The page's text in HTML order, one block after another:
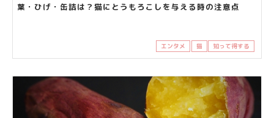
葉・ひげ・缶詰は？猫にとうもろこしを与える時の注意点
エンタメ 猫 知って得する